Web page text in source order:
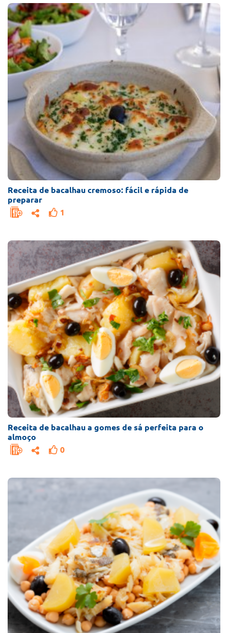
Receita de bacalhau cremoso: fácil e rápida de
preparar
1
Receita de bacalhau a gomes de sá perfeita para o
almoço
0